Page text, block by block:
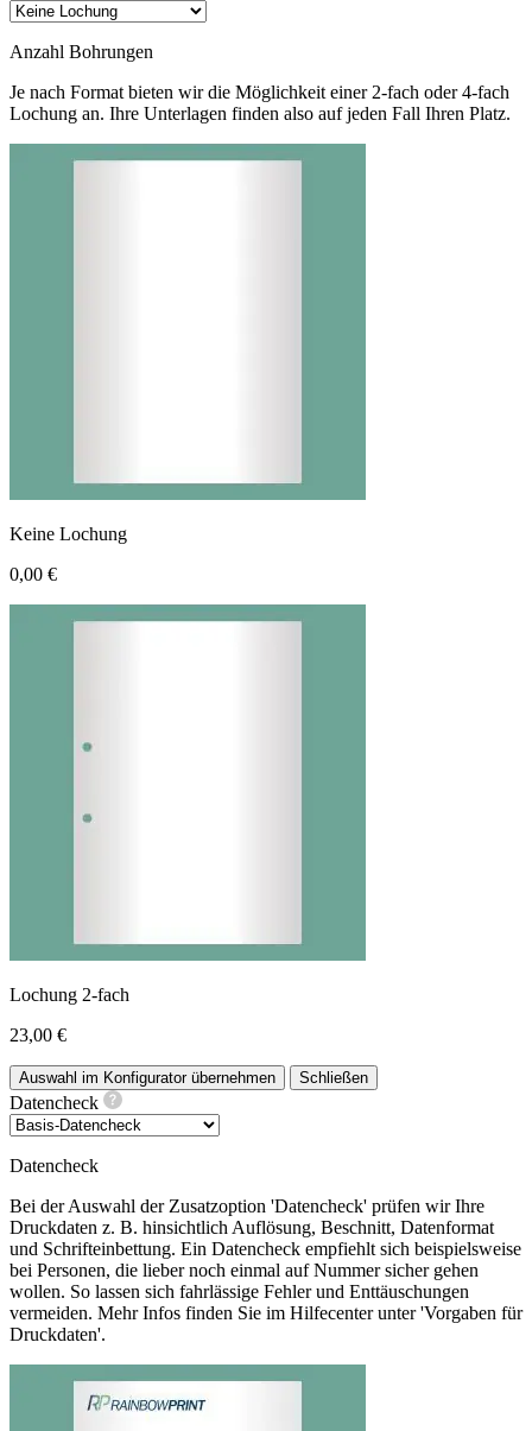
Anzahl Bohrungen
Je nach Format bieten wir die Möglichkeit einer 2-fach oder 4-fach
Lochung an. Ihre Unterlagen finden also auf jeden Fall Ihren Platz.
Keine Lochung
0,00 €
Lochung 2-fach
23,00 €
Auswahl im Konfigurator übernehmen Schließen
Datencheck
Datencheck
Bei der Auswahl der Zusatzoption 'Datencheck' prüfen wir Ihre
Druckdaten z. B. hinsichtlich Auflösung, Beschnitt, Datenformat
und Schrifteinbettung. Ein Datencheck empfiehlt sich beispielsweise
bei Personen, die lieber noch einmal auf Nummer sicher gehen
wollen. So lassen sich fahrlässige Fehler und Enttäuschungen
vermeiden. Mehr Infos finden Sie im Hilfecenter unter 'Vorgaben für
Druckdaten'.